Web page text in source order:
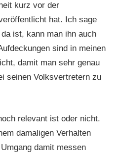
kurz vor der
hat. Ich sage
ist, kann man ihn auch
sind in meinen
damit man sehr genau
seinen Volksvertretern zu
relevant ist oder nicht.
damaligen Verhalten
damit messen